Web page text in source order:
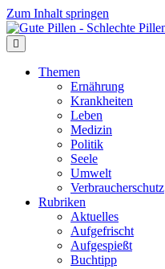
Zum Inhalt springen
Themen
Ernährung
Krankheiten
Leben
Medizin
Politik
Seele
Umwelt
Verbraucherschutz
Rubriken
Aktuelles
Aufgefrischt
Aufgespießt
Buchtipp